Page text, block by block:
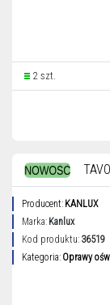
2 szt.
Producent: KANLUX
Marka: Kanlux
Kod produktu: 36519
Kategoria: Oprawy